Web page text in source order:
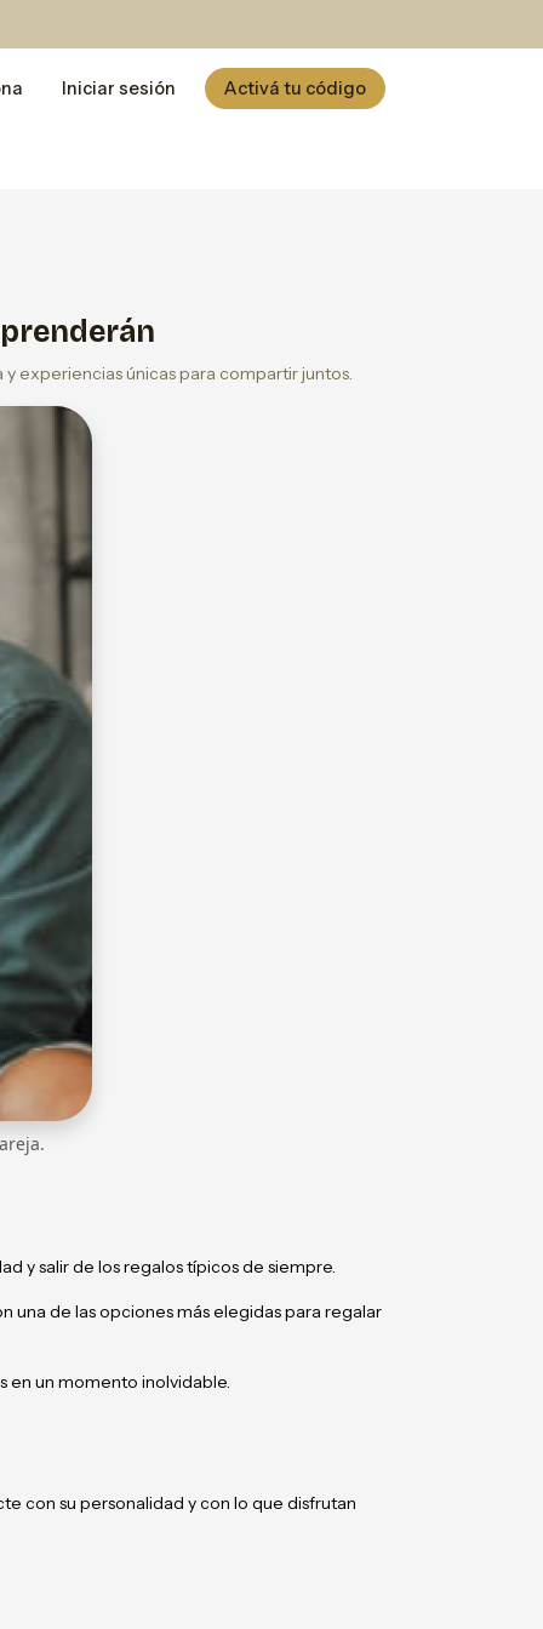
Iniciar sesión Activá tu código
experiencias únicas para compartir juntos.
y salir de los regalos típicos de siempre.
una de las opciones más elegidas para regalar
en un momento inolvidable.
con su personalidad y con lo que disfrutan